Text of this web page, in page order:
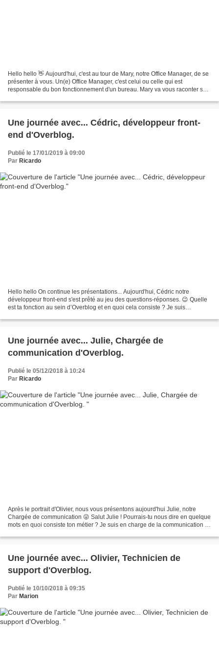
Hello hello 👋 Aujourd'hui, c'est au tour de Mary, notre Office Manager, de se
présenter à vous. Un(e) Office Manager, c'est celui ou celle qui est
responsable du bon fonctionnement d'un bureau. Mary va vous raconter ses
Une journée avec... Cédric, développeur front-
end d'Overblog.
Publié le 17/01/2019 à 09:00
Par Ricardo
Hello hello On continue les présentations... Aujourd'hui, Cédric notre
développeur front-end s'est prêté au jeu des questions-réponses. 😉 Quelle
est ta fonction au sein d’Overblog et en quoi cela consiste ? Je suis
Une journée avec... Julie, Chargée de
communication d'Overblog.
Publié le 05/12/2018 à 10:24
Par Ricardo
Après le portrait d'Olivier, nous vous présentons aujourd'hui Julie, notre
Chargée de communication 😜 Salut Julie ! Pourrais-tu nous dire en quelque
mots en quoi consiste ton métier ? Je suis en charge de la communication et
Une journée avec... Olivier, Technicien de
support d'Overblog.
Publié le 10/10/2018 à 09:35
Par Marion